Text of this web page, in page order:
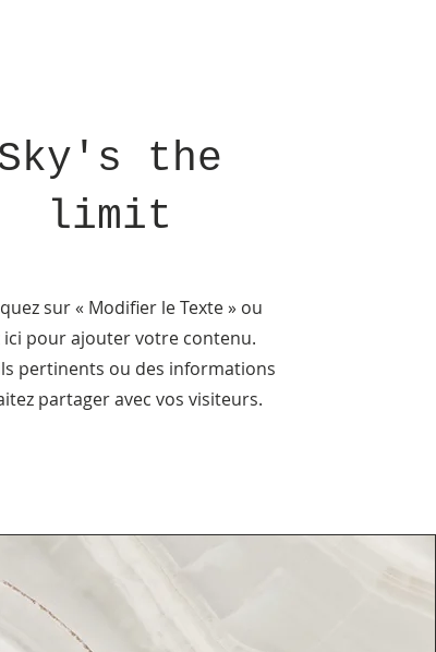
the
limit
sur « Modifier le Texte » ou
ici pour ajouter votre contenu.
pertinents ou des informations
partager avec vos visiteurs.